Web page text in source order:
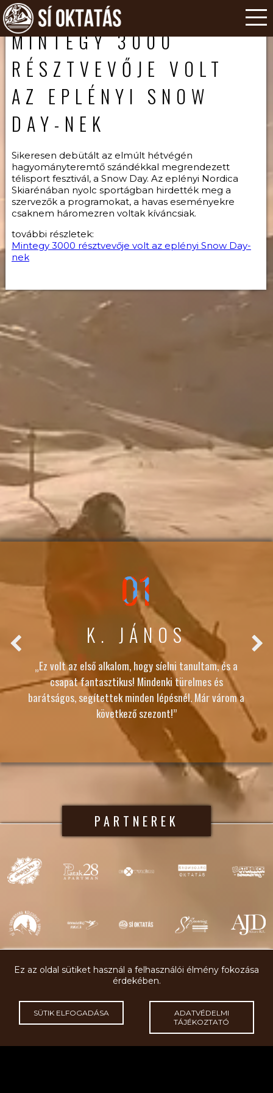
MINTEGY 3000
RÉSZTVEVŐJE VOLT
AZ EPLÉNYI SNOW
DAY-NEK
Sikeresen debütált az elmúlt hétvégén
hagyományteremtő szándékkal megrendezett
télisport fesztivál, a Snow Day. Az eplényi Nordica
Skiarénában nyolc sportágban hirdették meg a
szervezők a programokat, a havas eseményekre
csaknem háromezren voltak kíváncsiak.
további részletek:
Mintegy 3000 résztvevője volt az eplényi Snow Day-
nek
01
K. JÁNOS
„Ez volt az első alkalom, hogy síelni tanultam, és a
csapat fantasztikus! Mindenki türelmes és
barátságos, segítettek minden lépésnél. Már várom a
következő szezont!”
PARTNEREK
GYORSMENÜ
SÍOKTATÁS
SÍETIKETT
SZÁLLÁSLEHETŐSÉG
KAPCSOLAT
Ez az oldal sütiket használ a felhasználói élmény fokozása
érdekében.
SÜTIK ELFOGADÁSA
ADATVÉDELMI
TÁJÉKOZTATÓ